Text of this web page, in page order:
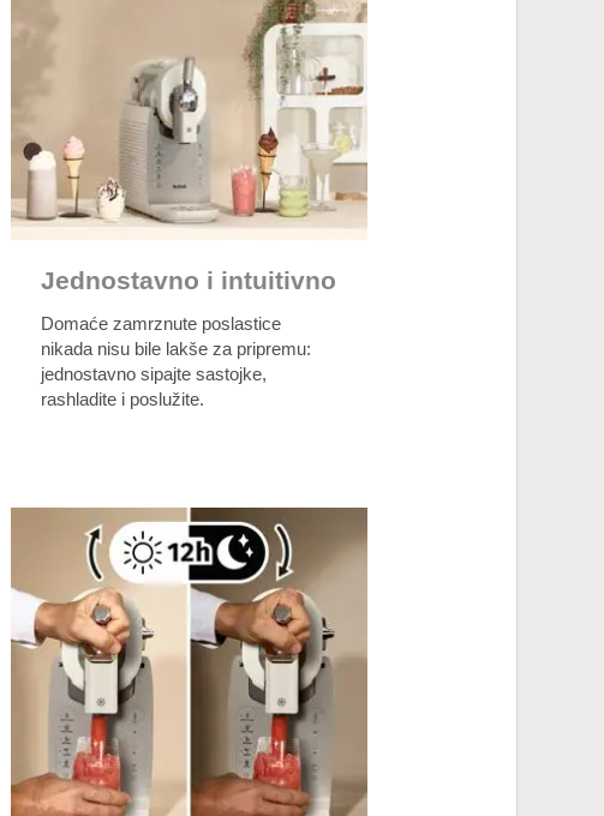
Jednostavno i intuitivno
Domaće zamrznute poslastice
nikada nisu bile lakše za pripremu:
jednostavno sipajte sastojke,
rashladite i poslužite.